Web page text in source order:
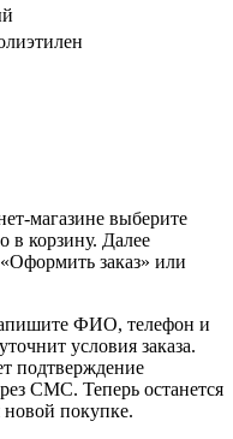
магазине выберите
в корзину. Далее
заказ» или
ФИО, телефон и
условия заказа.
подтверждение
СМС. Теперь останется
новой покупке.